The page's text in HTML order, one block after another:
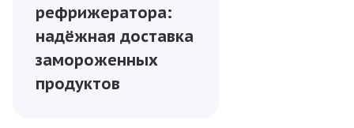
рефрижератора:
надёжная доставка
замороженных
продуктов